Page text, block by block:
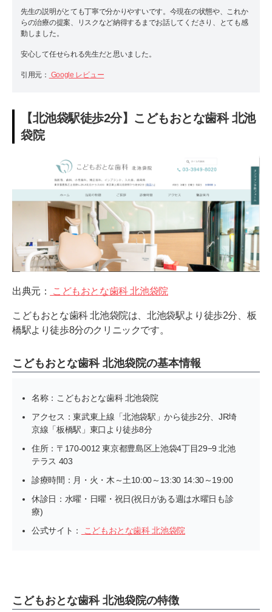
先生の説明がとても丁寧で分かりやすいです。今現在の状態や、これか
らの治療の提案、リスクなど納得するまでお話してくださり、とても感
動しました。
安心して任せられる先生だと思いました。
引用元： Google レビュー
【北池袋駅徒歩2分】こどもおとな歯科 北池
袋院
出典元： こどもおとな歯科 北池袋院
こどもおとな歯科 北池袋院は、北池袋駅より徒歩2分、板
橋駅より徒歩8分のクリニックです。
こどもおとな歯科 北池袋院の基本情報
名称：こどもおとな歯科 北池袋院
アクセス：東武東上線「北池袋駅」から徒歩2分、JR埼
京線「板橋駅」東口より徒歩8分
住所：〒170-0012 東京都豊島区上池袋4丁目29−9 北池
テラス 403
診療時間：月・火・木～土10:00～13:30 14:30～19:00
休診日：水曜・日曜・祝日(祝日がある週は水曜日も診
療)
公式サイト：
こどもおとな歯科 北池袋院
こどもおとな歯科 北池袋院の特徴